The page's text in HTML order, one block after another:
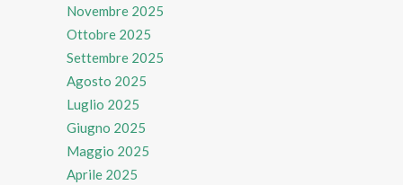
Novembre 2025
Ottobre 2025
Settembre 2025
Agosto 2025
Luglio 2025
Giugno 2025
Maggio 2025
Aprile 2025